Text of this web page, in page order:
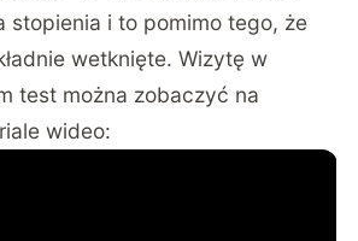
stopienia i to pomimo tego, że
wetknięte. Wizytę w
test można zobaczyć na
wideo: